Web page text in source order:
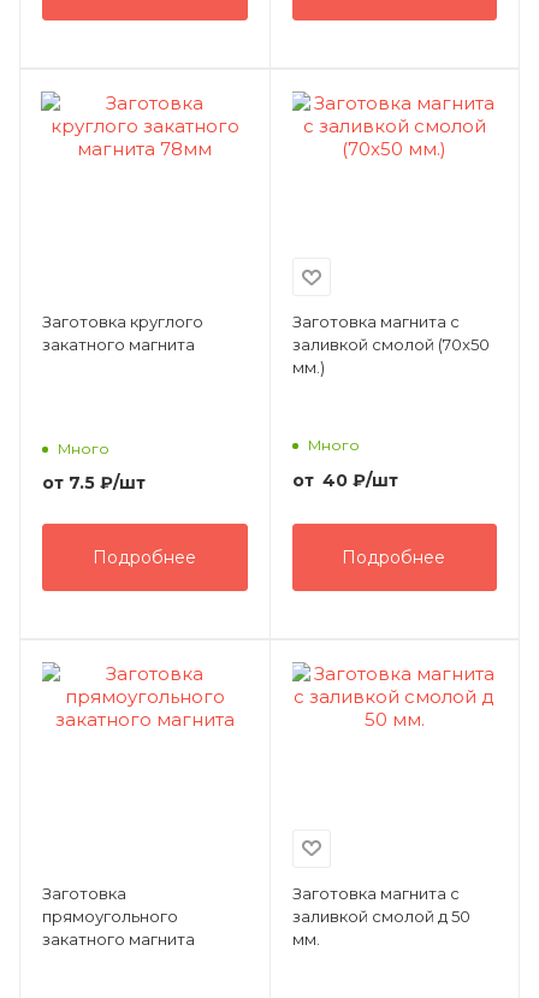
Заготовка круглого
закатного магнита
Много
от 7.5 ₽/шт
Подробнее
Заготовка магнита с
заливкой смолой (70x50
мм.)
Много
от 40₽/шт
Подробнее
Заготовка
прямоугольного
закатного магнита
Заготовка магнита с
заливкой смолой д 50
мм.